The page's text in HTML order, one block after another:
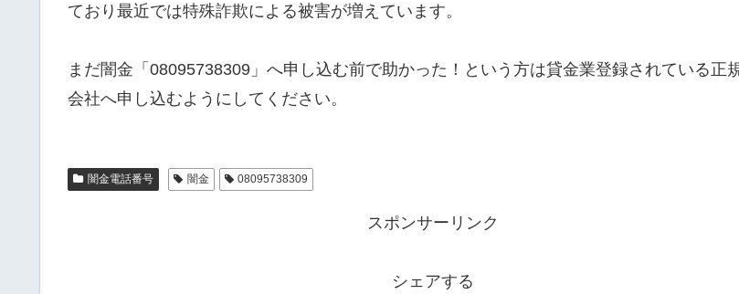
ており最近では特殊詐欺による被害が増えています。
まだ闇金「08095738309」へ申し込む前で助かった！という方は貸金業登録されている正
会社へ申し込むようにしてください。
闇金電話番号 闇金 08095738309
スポンサーリンク
シェアする